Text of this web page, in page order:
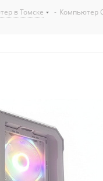
в Томске - Компьютер